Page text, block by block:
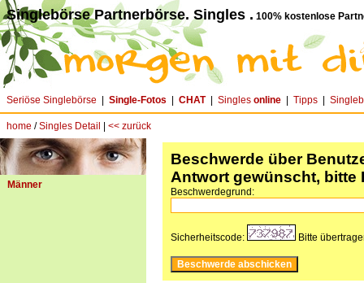
Singlebörse Partnerbörse. Singles . 100% kostenlose
Seriöse Singlebörse Single-Fotos CHAT| Singles online Tipps
home /Singles Detail << zurück
Männer
Beschwerde über
Antwort gewünscht, bitte
Beschwerdegrund:
Sicherheitscode: Bitte